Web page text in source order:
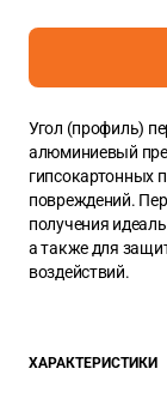
Угол (профиль)
алюминиевый
гипсокартонных
повреждений.
получения
а также для
воздействий.
ХАРАКТЕРИСТИКИ